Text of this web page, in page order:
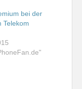
bei der
Telekom